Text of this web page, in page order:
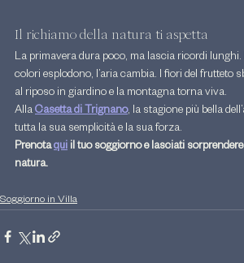
Il richiamo della natura ti aspetta
La primavera dura poco, ma lascia ricordi
colori esplodono, l’aria cambia. I fiori del frutteto
al riposo in giardino e la montagna torna viva.
Alla Casetta di Trignano, la stagione più bella
tutta la sua semplicità e la sua forza.
Prenota qui il tuo soggiorno e lasciati
natura.
Soggiorno in Villa